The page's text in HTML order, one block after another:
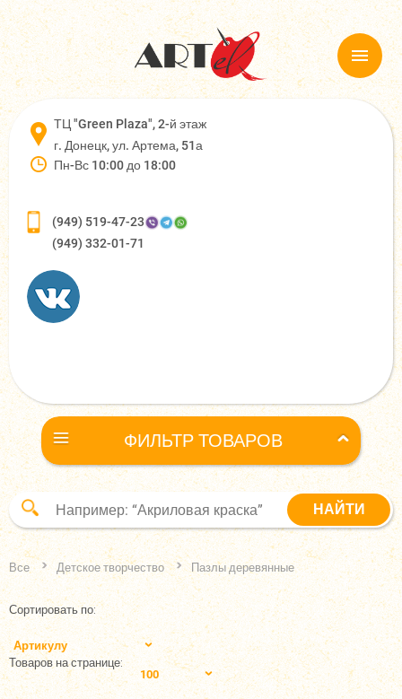
ТЦ "Green Plaza", 2-й этаж
г. Донецк, ул. Артема, 51а
Пн-Вс 10:00 до 18:00
(949) 519-47-23
(949) 332-01-71
ФИЛЬТР ТОВАРОВ
Все Детское творчество Пазлы деревянные
Сортировать по:
Артикулу
Товаров на странице:
100